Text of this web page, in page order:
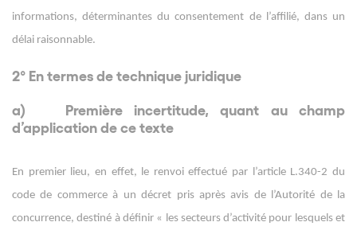
informations, déterminantes du consentement de l’affilié, dans un
délai raisonnable.
2° En termes de technique juridique
a)
Première incertitude, quant au champ
d’application de ce texte
En premier lieu, en effet, le renvoi effectué par l’article L.340-2 du
code de commerce à un décret pris après avis de l’Autorité de la
concurrence, destiné à définir « les secteurs d’activité pour lesquels et